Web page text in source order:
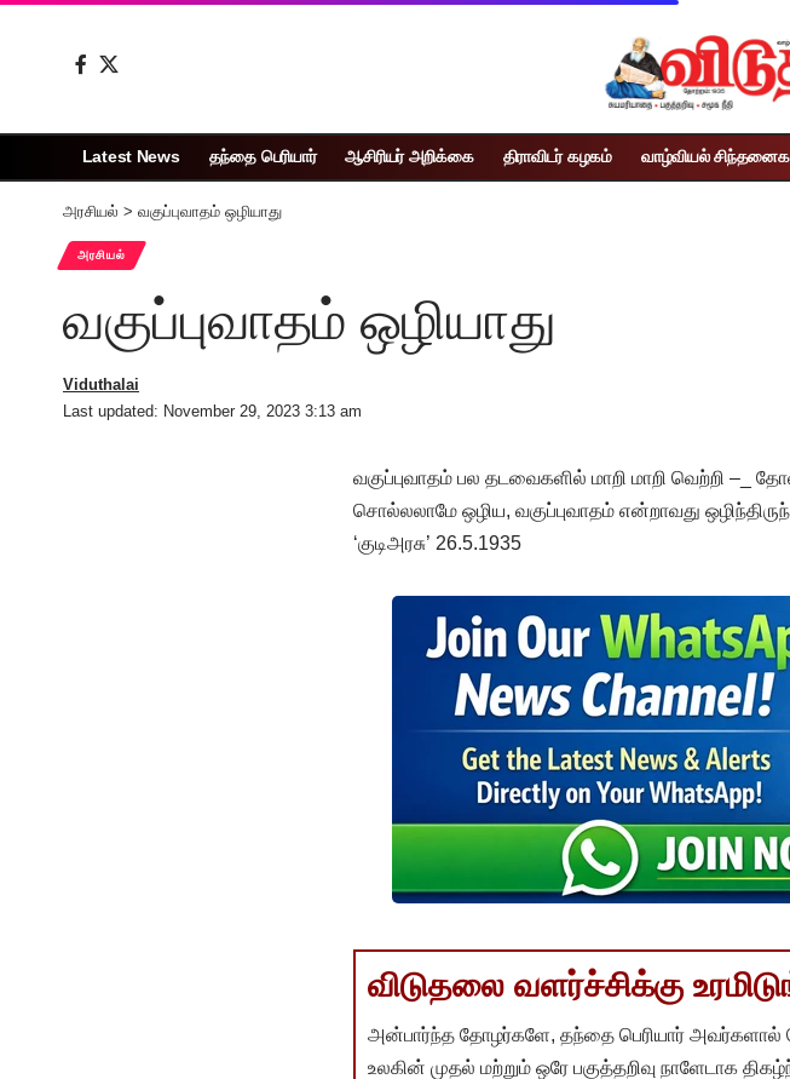
Latest News தந்தை பெரியார் ஆசிரியர் அறிக்கை திராவிடர் கழகம் வாழ்வியல்
அரசியல் > வகுப்புவாதம் ஒழியாது
அரசியல்
வகுப்புவாதம் ஒழியாது
Last updated: November 29, 2023 3:13 am
Viduthalai
வகுப்புவாதம் பல தடவைகளில் மாறி மாறி வெற்றி –_
சொல்லலாமே ஒழிய, வகுப்புவாதம் என்றாவது
‘குடிஅரசு’ 26.5.1935
விடுதலை வளர்ச்சிக்கு
அன்பார்ந்த தோழர்களே, தந்தை பெரியார் அவர்களால்
உலகின் முதல் மற்றும் ஒரே பகுத்தறிவு நாளேடாக